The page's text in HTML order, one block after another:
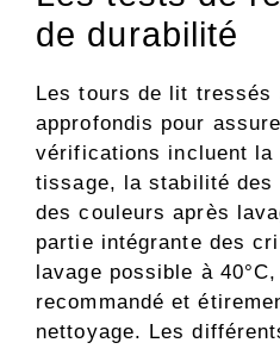
de durabilité
Les tours de lit tressés
approfondis pour
vérifications incluent la
tissage, la stabilité des
des couleurs après
partie intégrante des
lavage possible à
recommandé et
nettoyage. Les